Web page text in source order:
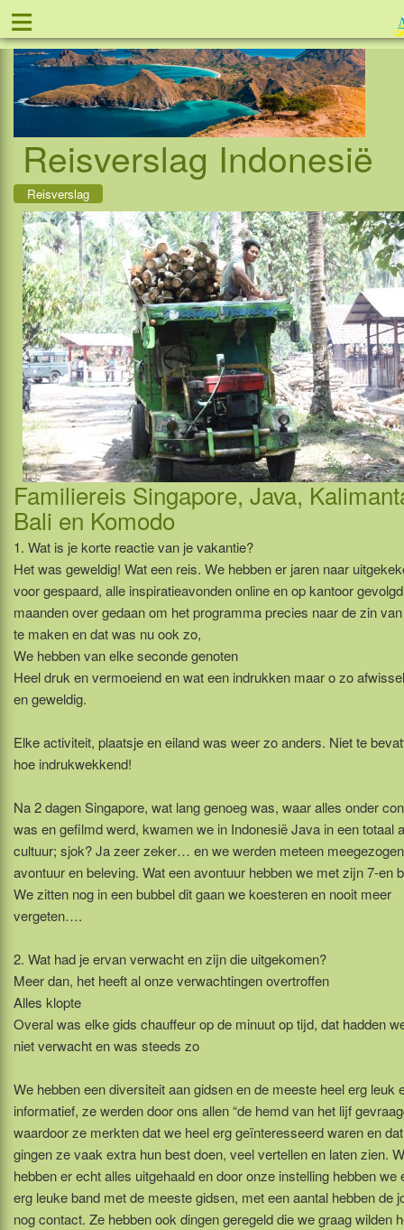
≡ Tel: 088 - 81
Reisverslag Indonesië
Reisverslag
Familiereis Singapore, Java,
Bali en Komodo
1. Wat is je korte reactie van je vakantie?
Het was geweldig! Wat een reis. We hebben er jaren naar
voor gespaard, alle inspiratieavonden online en op kantoor
maanden over gedaan om het programma precies naar de zin
te maken en dat was nu ook zo,
We hebben van elke seconde genoten
Heel druk en vermoeiend en wat een indrukken maar o zo
en geweldig.
Elke activiteit, plaatsje en eiland was weer zo anders. Niet te
hoe indrukwekkend!
Na 2 dagen Singapore, wat lang genoeg was, waar alles onder
was en gefilmd werd, kwamen we in Indonesië Java in een totaal
cultuur; sjok? Ja zeer zeker… en we werden meteen
avontuur en beleving. Wat een avontuur hebben we met zijn 7-en
We zitten nog in een bubbel dit gaan we koesteren en nooit meer
vergeten….
2. Wat had je ervan verwacht en zijn die uitgekomen?
Meer dan, het heeft al onze verwachtingen overtroffen
Alles klopte
Overal was elke gids chauffeur op de minuut op tijd, dat hadden
niet verwacht en was steeds zo
We hebben een diversiteit aan gidsen en de meeste heel erg leuk
informatief, ze werden door ons allen “de hemd van het lijf
waardoor ze merkten dat we heel erg geïnteresseerd waren en dat
gingen ze vaak extra hun best doen, veel vertellen en laten zien.
hebben er echt alles uitgehaald en door onze instelling hebben we
erg leuke band met de meeste gidsen, met een aantal hebben de
nog contact. Ze hebben ook dingen geregeld die we graag wilden